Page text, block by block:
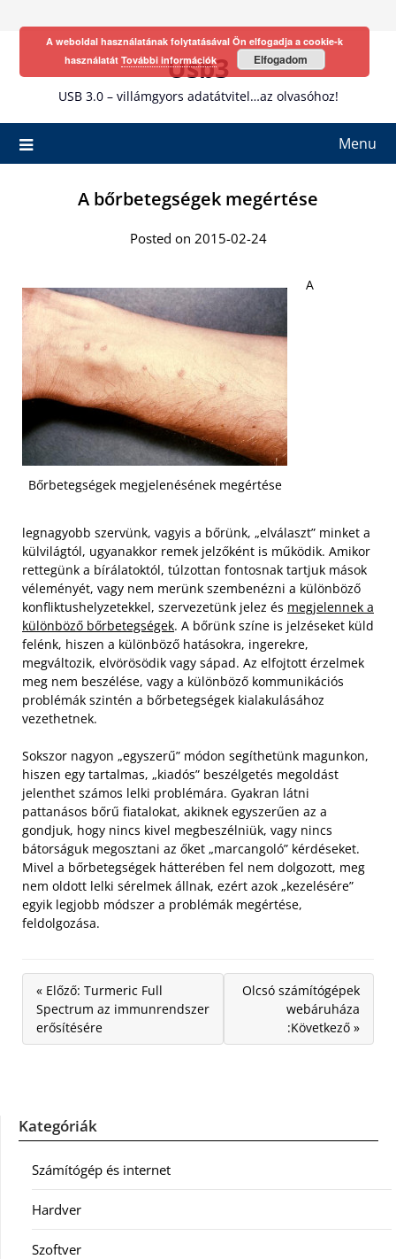
Usb3
USB 3.0 – villámgyors adatátvitel…az olvasóhoz!
Menu
A bőrbetegségek megértése
Posted on 2015-02-24
Bőrbetegségek megjelenésének megértése
A
legnagyobb szervünk, vagyis a bőrünk, „elválaszt” minket a
külvilágtól, ugyanakkor remek jelzőként is működik. Amikor
rettegünk a bírálatoktól, túlzottan fontosnak tartjuk mások
véleményét, vagy nem merünk szembenézni a különböző
konfliktushelyzetekkel, szervezetünk jelez és megjelennek a
különböző bőrbetegségek. A bőrünk színe is jelzéseket küld
felénk, hiszen a különböző hatásokra, ingerekre,
megváltozik, elvörösödik vagy sápad. Az elfojtott érzelmek
meg nem beszélése, vagy a különböző kommunikációs
problémák szintén a bőrbetegségek kialakulásához
vezethetnek.
Sokszor nagyon „egyszerű” módon segíthetünk magunkon,
hiszen egy tartalmas, „kiadós” beszélgetés megoldást
jelenthet számos lelki problémára. Gyakran látni
pattanásos bőrű fiatalokat, akiknek egyszerűen az a
gondjuk, hogy nincs kivel megbeszélniük, vagy nincs
bátorságuk megosztani az őket „marcangoló” kérdéseket.
Mivel a bőrbetegségek hátterében fel nem dolgozott, meg
nem oldott lelki sérelmek állnak, ezért azok „kezelésére”
egyik legjobb módszer a problémák megértése,
feldolgozása.
« Előző: Turmeric Full
Spectrum az immunrendszer
erősítésére
Olcsó számítógépek
webáruháza
:Következő »
Kategóriák
Számítógép és internet
Hardver
Szoftver
A weboldal használatának folytatásával Ön elfogadja a cookie-k
használatát További információk Elfogadom